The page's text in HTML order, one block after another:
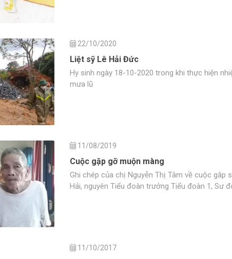
22/10/2020
Liệt sỹ Lê Hải Đức
Hy sinh ngày 18-10-2020 trong khi thực hiện
mưa lũ
11/08/2019
Cuộc gặp gỡ muộn màng
Ghi chép của chị Nguyễn Thị Tâm về cuộc găp
Hải, nguyên Tiểu đoàn trưởng Tiểu đoàn 1, Sư
11/10/2017